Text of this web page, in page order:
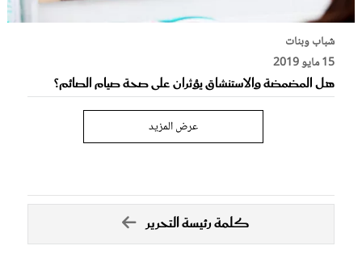
شباب وبنات
15 مايو 2019
هل المضمضة والاستنشاق يؤثران على صحة صيام الصائم؟
عرض المزيد
كلمة رئيسة التحرير